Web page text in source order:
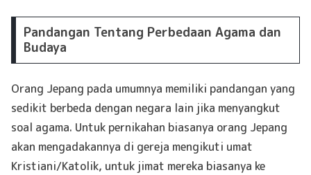
Pandangan Tentang Perbedaan Agama dan
Budaya
Orang Jepang pada umumnya memiliki pandangan yang
sedikit berbeda dengan negara lain jika menyangkut
soal agama. Untuk pernikahan biasanya orang Jepang
akan mengadakannya di gereja mengikuti umat
Kristiani/Katolik, untuk jimat mereka biasanya ke